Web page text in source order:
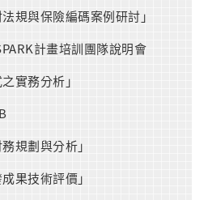
規與保險編碼案例研討」
計畫培訓團隊說明會
實務分析」
規劃與分析」
果技術評價」